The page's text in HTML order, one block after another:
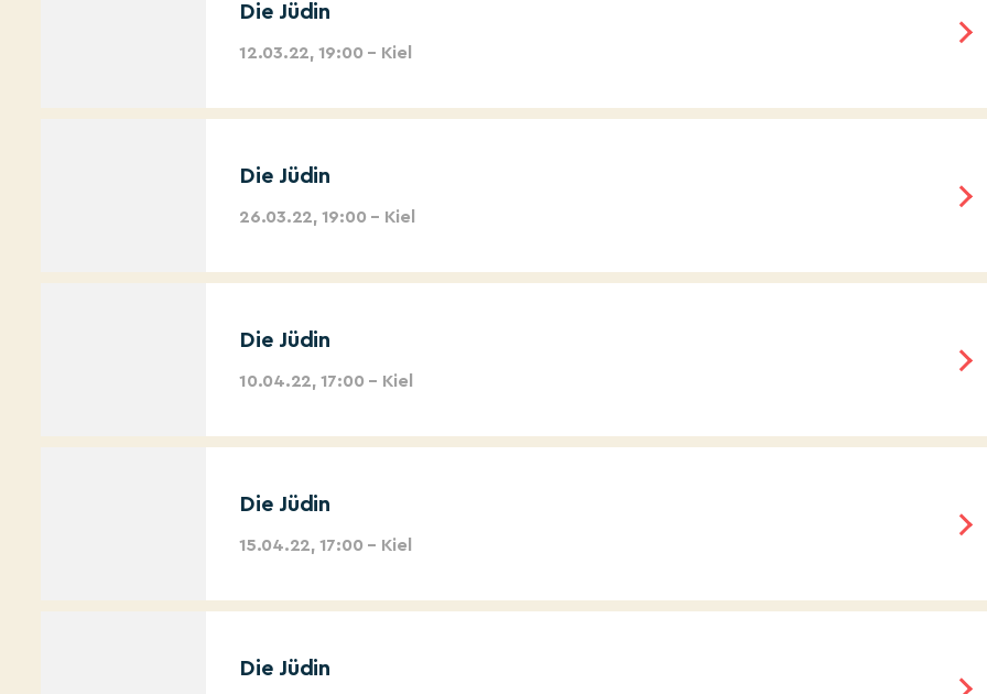
Die Jüdin
12.03.22, 19:00 – Kiel
Die Jüdin
26.03.22, 19:00 – Kiel
Die Jüdin
10.04.22, 17:00 – Kiel
Die Jüdin
15.04.22, 17:00 – Kiel
Die Jüdin